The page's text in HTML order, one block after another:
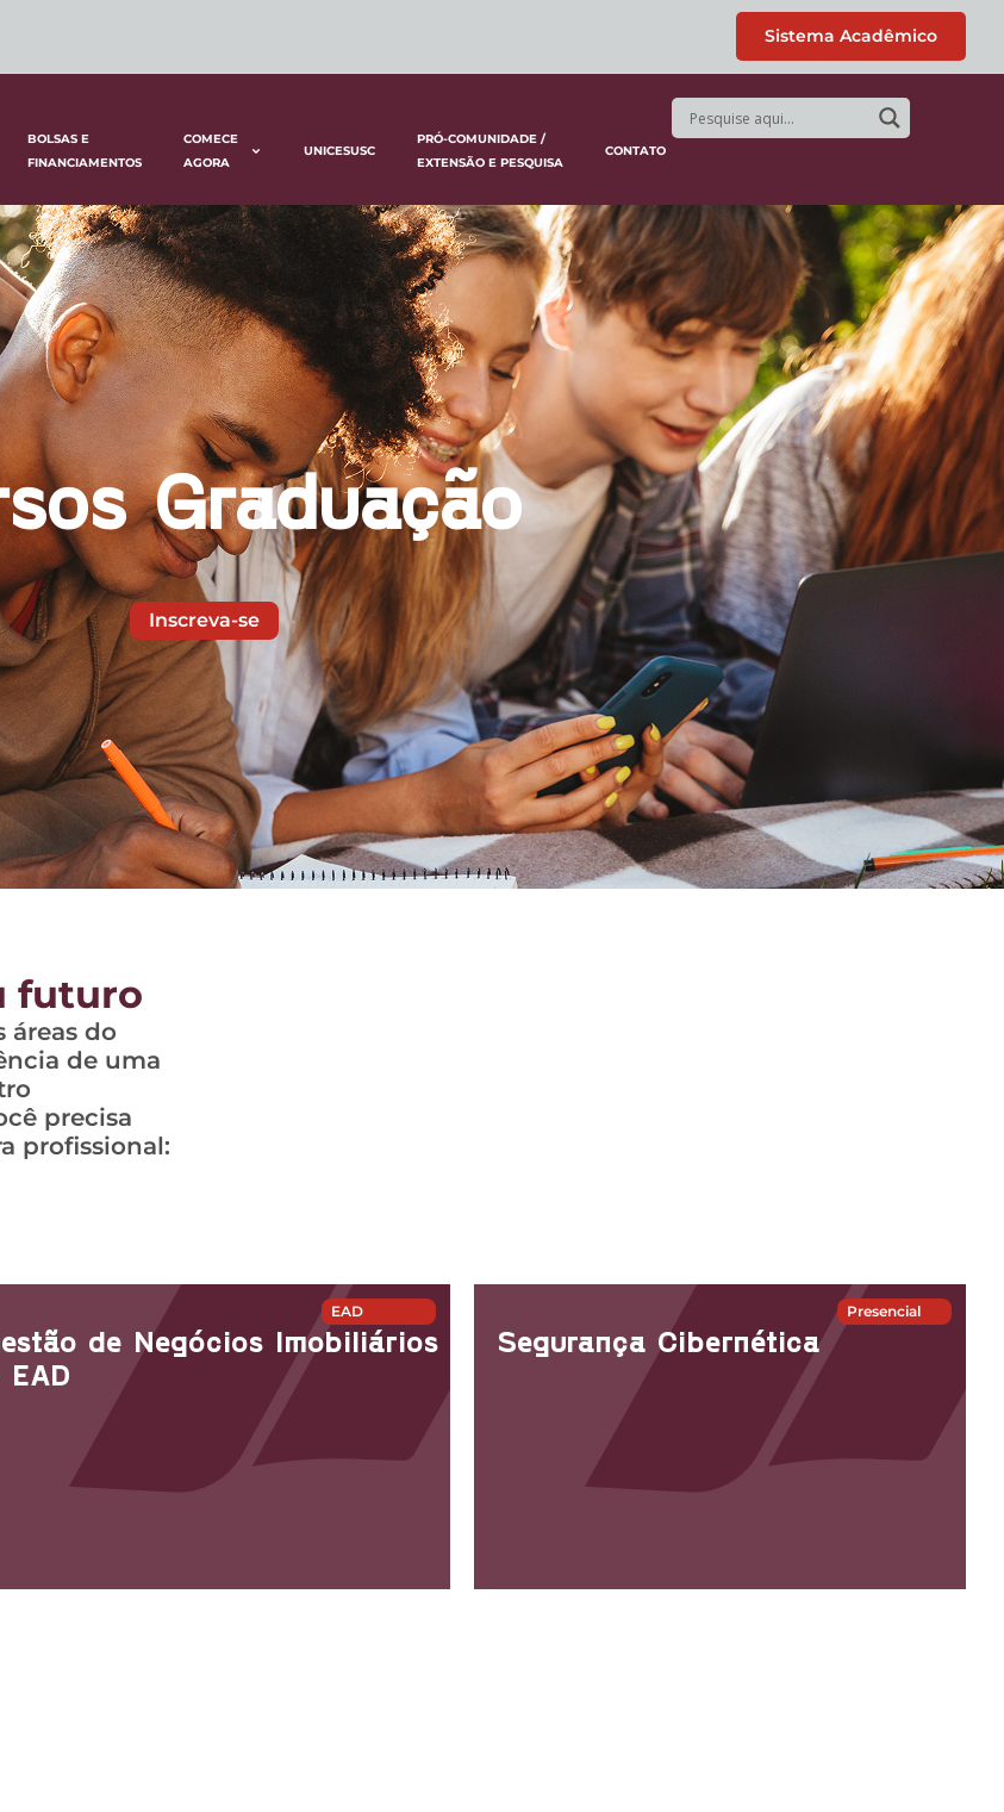
Sistema Acadêmico
BOLSAS E
FINANCIAMENTOS
COMECE
AGORA
UNICESUSC
PRÓ-COMUNIDADE /
EXTENSÃO E PESQUISA
CONTATO
Graduação
Inscreva-se
futuro
áreas do
de uma
precisa
profissional:
EAD
de Negócios Imobiliários
EAD
Presencial
Segurança Cibernética